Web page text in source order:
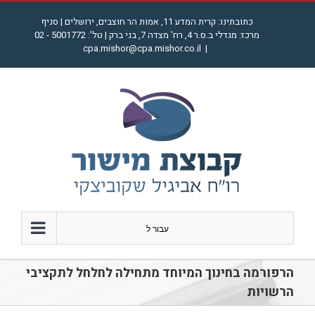
דלג
כתובתינו: קרית המדע 11, אמות הר חוצבים, ירושלים | סניף
מרכז: מגדלי ב.ס.ר 4, רח' מצדה 7, בני ברק | טל': 5001772 - 02
|
cpa.mishor@cpa.mishor.co.il
עבור ל
הרפורמה בחינוך המיוחד מתחילה לחלחל לתקציבי
הרשויות